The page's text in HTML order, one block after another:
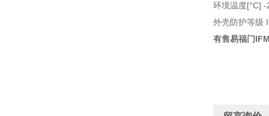
环境温度[°C]
外壳防护等级
有售易福门